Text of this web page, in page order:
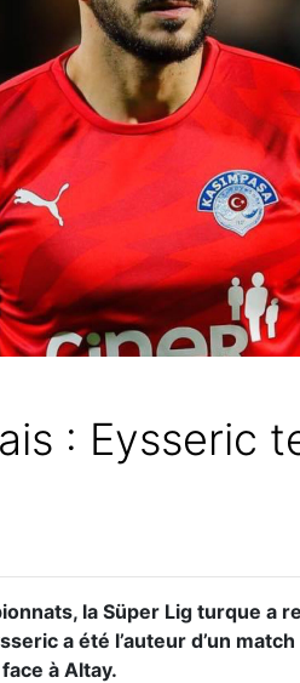
: Eysseric
la Süper Lig turque a
a été l’auteur d’un
à Altay.